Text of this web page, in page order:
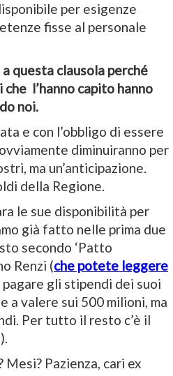
per esigenze
fisse al personale
questa clausola perché
l’hanno capito hanno
noi.
e con l’obbligo di essere
diminuiranno per
ma un’anticipazione.
della Regione.
le sue disponibilità per
già fatto nelle prima due
secondo ‘Patto
Renzi (che potete leggere
gli stipendi dei suoi
a valere sui 500 milioni, ma
Per tutto il resto c’è il
Pazienza, cari ex